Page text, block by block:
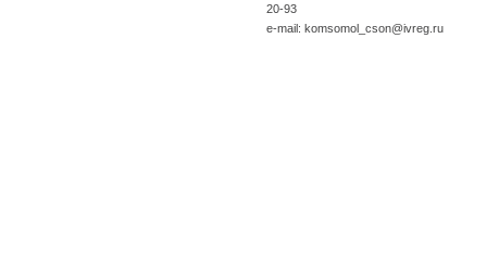
20-93
e-mail: komsomol_cson@ivreg.ru